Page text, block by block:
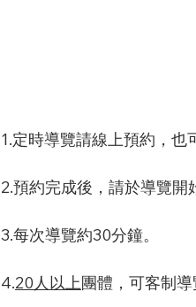
1.定時導覽請線上預約，
2.預約完成後，請於導覽開
3.每次導覽約30分鐘。
4.20人以上團體，可客制導